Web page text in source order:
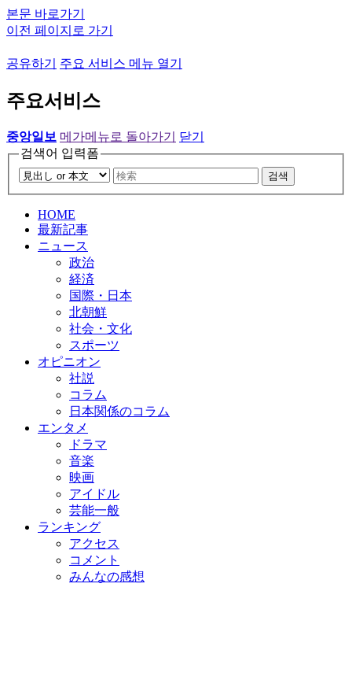
본문 바로가기
이전 페이지로 가기
공유하기 주요 서비스 메뉴 열기
주요서비스
중앙일보 메가메뉴로 돌아가기
닫기
검색어 입력폼
검색
HOME
最新記事
ニュース
政治
経済
国際・日本
北朝鮮
社会・文化
スポーツ
オピニオン
社説
コラム
日本関係のコラム
エンタメ
ドラマ
音楽
映画
アイドル
芸能一般
ランキング
アクセス
コメント
みんなの感想